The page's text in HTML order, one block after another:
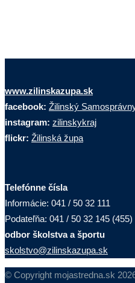
www.zilinskazupa.sk
facebook: Žilinský
instagram: zilinskykraj
flickr: Žilinská župa
Telefónne čísla
Informácie: 041 / 50 32 111
Podateľňa: 041 / 50 32 145 (455)
odbor školstva a športu
skolstvo@zilinskazupa.sk
© Copyright mojastredna.sk